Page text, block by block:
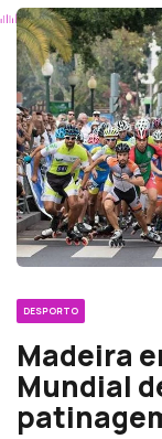
DESPORTO
Madeira
Mundial